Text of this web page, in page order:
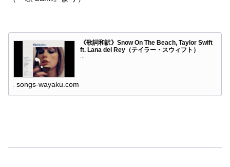
《歌詞和訳》Snow On The Beach, Taylor Swift
ft. Lana del Rey（テイラー・スウィフト）
songs-wayaku.com